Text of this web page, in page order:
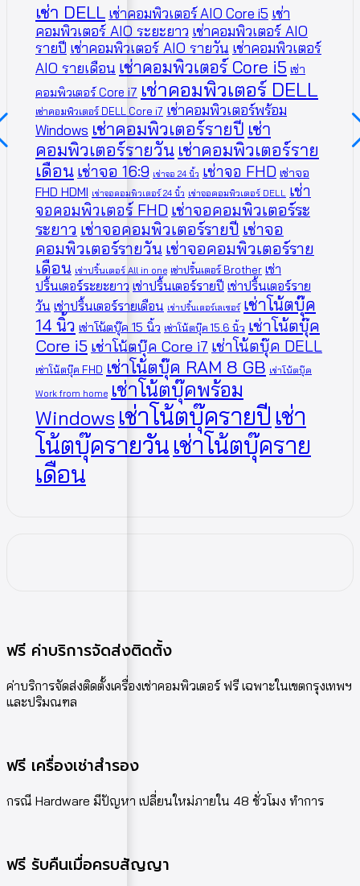
เช่า DELL เช่าคอมพิวเตอร์ AIO Core i5 เช่า
คอมพิวเตอร์ AIO ระยะยาว เช่าคอมพิวเตอร์ AIO
รายปี เช่าคอมพิวเตอร์ AIO รายวัน เช่าคอมพิวเตอร์
AIO รายเดือน เช่าคอมพิวเตอร์ Core i5 เช่า
คอมพิวเตอร์ Core i7 เช่าคอมพิวเตอร์ DELL
เช่าคอมพิวเตอร์ DELL Core i7 เช่าคอมพิวเตอร์พร้อม
Windows เช่าคอมพิวเตอร์รายปี เช่า
คอมพิวเตอร์รายวัน เช่าคอมพิวเตอร์ราย
เดือน เช่าจอ 16:9 เช่าจอ 24 นิ้ว เช่าจอ FHD เช่าจอ
FHD HDMI เช่าจอคอมพิวเตอร์ 24 นิ้ว เช่าจอคอมพิวเตอร์ DELL เช่า
จอคอมพิวเตอร์ FHD เช่าจอคอมพิวเตอร์ระ
ระยาว เช่าจอคอมพิวเตอร์รายปี เช่าจอ
คอมพิวเตอร์รายวัน เช่าจอคอมพิวเตอร์ราย
เดือน เช่าปริ้นเตอร์ All in one เช่าปริ้นเตอร์ Brother เช่า
ปริ้นเตอร์ระยะยาว เช่าปริ้นเตอร์รายปี เช่าปริ้นเตอร์ราย
วัน เช่าปริ้นเตอร์รายเดือน เช่าปริ้นเตอร์เลเซอร์ เช่าโน้ตบุ๊ค
14 นิ้ว เช่าโน้ตบุ๊ค 15 นิ้ว เช่าโน้ตบุ๊ค 15.6 นิ้ว เช่าโน้ตบุ๊ค
Core i5 เช่าโน้ตบุ๊ค Core i7 เช่าโน้ตบุ๊ค DELL
เช่าโน้ตบุ๊ค FHD เช่าโน้ตบุ๊ค RAM 8 GB เช่าโน้ตบุ๊ค
Work from home เช่าโน้ตบุ๊คพร้อม
Windows เช่าโน้ตบุ๊ครายปี เช่า
โน้ตบุ๊ครายวันเช่าโน้ตบุ๊คราย
เดือน
ฟรี ค่าบริการจัดส่งติดตั้ง
ค่าบริการจัดส่งติดตั้งเครื่องเช่าคอมพิวเตอร์ ฟรี เฉพาะในเขตกรุงเทพฯ
และปริมณฑล
ฟรี เครื่องเช่าสำรอง
กรณี Hardware มีปัญหา เปลี่ยนใหม่ภายใน 48 ชั่วโมง ทำการ
ฟรี รับคืนเมื่อครบสัญญา